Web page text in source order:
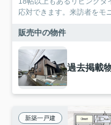
応対できます。来訪者をモ
販売中の物件
過去掲載
新築一戸建